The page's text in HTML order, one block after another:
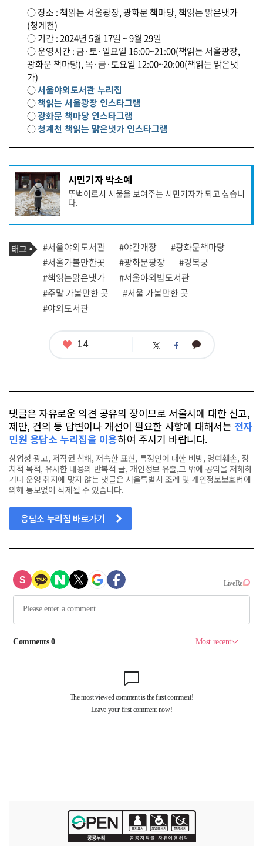
○ 장소 : 책읽는 서울광장, 광화문 책마당, 책읽는 맑은냇가
(청계천)
○ 기간 : 2024년 5월 17일 ~ 9월 29일
○ 운영시간 : 금·토·일요일 16:00~21:00(책읽는 서울광장,
광화문 책마당), 목·금·토요일 12:00~20:00(책읽는 맑은냇
가)
○서울야외도서관 누리집
○책읽는 서울광장 인스타그램
○광화문 책마당 인스타그램
○청계천 책읽는 맑은냇가 인스타그램
기
사
작
성
자
프
필
시민기자 박소예
뚜벅이로서 서울을 보여주는 시민기자가 되고 싶습니
다.
기
사
관
련
태
그
태
그
#서울야외도서관 #야간개장
#광화문책마당
#서울가볼만한곳
#광화문광장
#경복궁
#책읽는맑은냇가
#서울야외밤도서관
#주말 가볼만한 곳
#서울 가볼만한 곳
#야외도서관
좋
14 트 페 카
댓글은 자유로운 의견 공유의 장이므로 서울시에 대한 신고,
제안, 건의 등 답변이나 개선이 필요한 사항에 대해서는 전자
민원 응답소 누리집을 이용하여 주시기 바랍니다.
상업성 광고, 저작권 침해, 저속한 표현, 특정인에 대한 비방, 명예훼손, 정
치적 목적, 유사한 내용의 반복적 글, 개인정보 유출,그 밖에 공익을 저해하
거나 운영 취지에 맞지 않는 댓글은 서울특별시 조례 및 개인정보보호법에
의해 통보없이 삭제될 수 있습니다.
응답소 누리집 바로가기